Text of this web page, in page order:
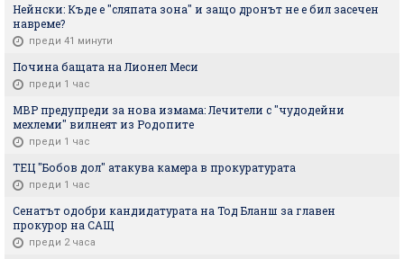
Нейнски: Къде е "сляпата зона" и защо дронът не е бил засечен
навреме?
преди 41 минути
Почина бащата на Лионел Меси
преди 1 час
МВР предупреди за нова измама: Лечители с "чудодейни
мехлеми" вилнеят из Родопите
преди 1 час
ТЕЦ "Бобов дол" атакува камера в прокуратурата
преди 1 час
Сенатът одобри кандидатурата на Тод Бланш за главен
прокурор на САЩ
преди 2 часа